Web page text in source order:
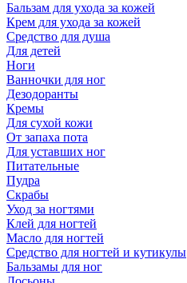
Бальзам для ухода за кожей
Крем для ухода за кожей
Средство для душа
Для детей
Ноги
Ванночки для ног
Дезодоранты
Кремы
Для сухой кожи
От запаха пота
Для уставших ног
Питательные
Пудра
Скрабы
Уход за ногтями
Клей для ногтей
Масло для ногтей
Средство для ногтей и кутикулы
Бальзамы для ног